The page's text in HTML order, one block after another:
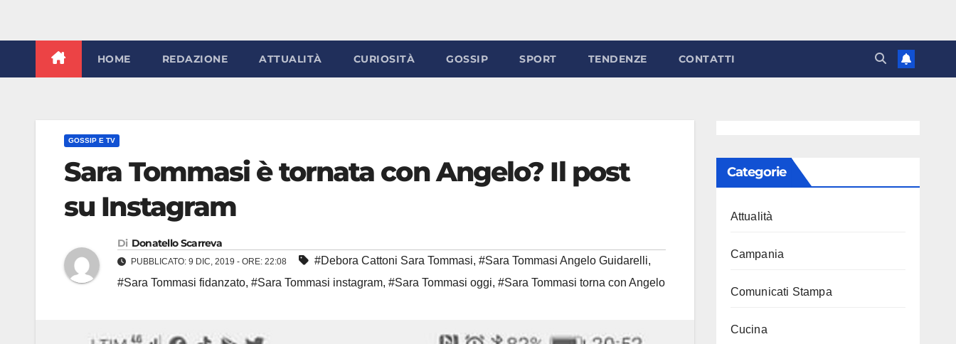
HOME REDAZIONE ATTUALITÀ CURIOSITÀ GOSSIP SPORT TENDENZE CONTATTI
GOSSIP E TV
Sara Tommasi è tornata con Angelo? Il post
su Instagram
Di Donatello Scarreva
PUBBLICATO: 9 DIC, 2019 - ORE: 22:08 #Debora Cattoni Sara Tommasi, #Sara Tommasi Angelo Guidarelli,
#Sara Tommasi fidanzato, #Sara Tommasi instagram, #Sara Tommasi oggi, #Sara Tommasi torna con Angelo
Categorie
Attualità
Campania
Comunicati Stampa
Cucina